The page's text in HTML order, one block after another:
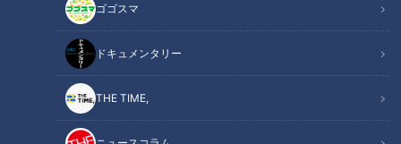
ゴゴスマ
ドキュメンタリー
THE TIME,
この記事を見たあなたへのおすすめ